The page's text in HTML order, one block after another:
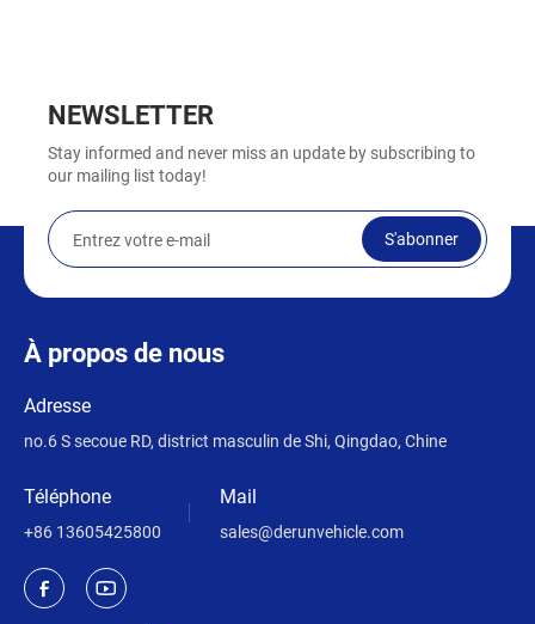
NEWSLETTER
Stay informed and never miss an update by subscribing to
our mailing list today!
S'abonner
À propos de nous
Adresse
no.6 S secoue RD, district masculin de Shi, Qingdao, Chine
Téléphone
+86 13605425800
Mail
sales@derunvehicle.com